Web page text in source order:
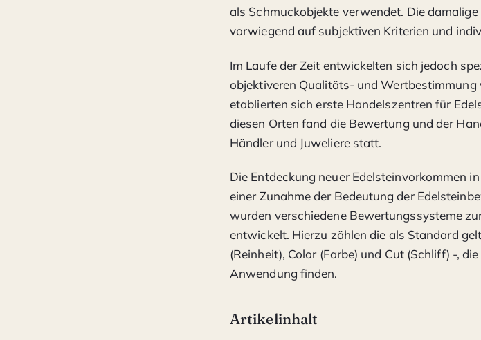
als Schmuckobjekte verwendet. Die
vorwiegend auf subjektiven Kriterien und
Im Laufe der Zeit entwickelten sich jedoch
objektiveren Qualitäts- und Wertbestimmung
etablierten sich erste Handelszentren für
diesen Orten fand die Bewertung und der
Händler und Juweliere statt.
Die Entdeckung neuer Edelsteinvorkommen
einer Zunahme der Bedeutung der
wurden verschiedene Bewertungssysteme
entwickelt. Hierzu zählen die als Standard
(Reinheit), Color (Farbe) und Cut (Schliff) -,
Anwendung finden.
Artikelinhalt